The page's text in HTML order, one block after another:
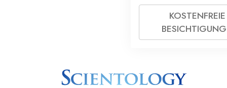
KOSTENFREIE
BESICHTIGUNG